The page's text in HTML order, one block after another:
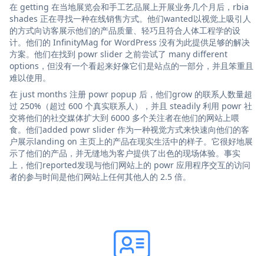
在 getting 在当地展览会和手工艺品展上开展业务几个月后，rbia
shades 正在寻找一种在线销售方式。他们wanted以视觉上吸引人
的方式向访客展示他们的产品质量、轻巧且符合人体工程学的设
计。他们的 InfinityMag for WordPress 没有为此提供足够的解决
方案。他们在找到 powr slider 之前尝试了 many different
options，但没有一个看起来好像它们是站点的一部分，并且笨重且
难以使用。
在 just months 注册 powr popup 后，他们grow 的联系人数量超
过 250%（超过 600 个真实联系人），并且 steadily 利用 powr 社
交将他们的社交媒体扩大到 6000 多个关注者在他们的网站上喂
食。他们added powr slider 作为一种视觉方式来快速向他们的客
户展示landing on 主页上的产品在现实生活中的样子。它很好地展
示了他们的产品，并无缝地为客户提供了出色的现场体验。事实
上，他们reported发现与他们网站上的 powr 应用程序交互的访问
者的参与时间是他们网站上任何其他人的 2.5 倍。